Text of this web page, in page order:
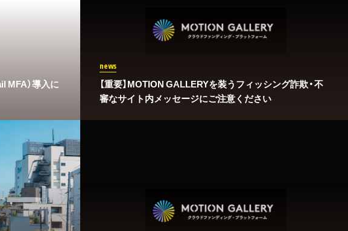
MFA）導入に
news
【重要】MOTION GALLERYを装うフィッシング詐欺・不
審なサイト内メッセージにご注意ください